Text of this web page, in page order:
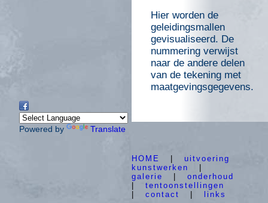
Powered by Translate
Hier worden de
geleidingsmallen
gevisualiseerd. De
nummering verwijst
naar de andere delen
van de tekening met
maatgevingsgegevens.
HOME
uitvoering
kunstwerken
galerie
onderhoud
tentoonstellingen
contact links